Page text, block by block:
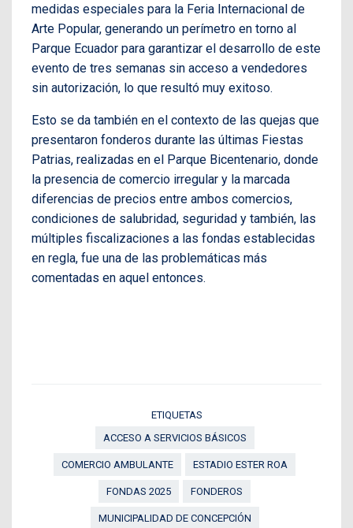
medidas especiales para la Feria Internacional de
Arte Popular, generando un perímetro en torno al
Parque Ecuador para garantizar el desarrollo de este
evento de tres semanas sin acceso a vendedores
sin autorización, lo que resultó muy exitoso.
Esto se da también en el contexto de las quejas que
presentaron fonderos durante las últimas Fiestas
Patrias, realizadas en el Parque Bicentenario, donde
la presencia de comercio irregular y la marcada
diferencias de precios entre ambos comercios,
condiciones de salubridad, seguridad y también, las
múltiples fiscalizaciones a las fondas establecidas
en regla, fue una de las problemáticas más
comentadas en aquel entonces.
ETIQUETAS
ACCESO A SERVICIOS BÁSICOS
COMERCIO AMBULANTE ESTADIO ESTER ROA
FONDAS 2025 FONDEROS
MUNICIPALIDAD DE CONCEPCIÓN